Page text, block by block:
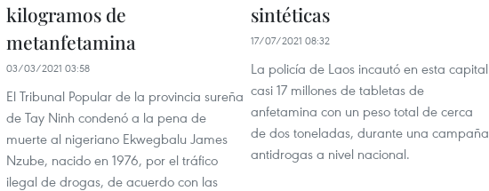
kilogramos de
metanfetamina
03/03/2021 03:58
El Tribunal Popular de la provincia sureña
de Tay Ninh condenó a la pena de
muerte al nigeriano Ekwegbalu James
Nzube, nacido en 1976, por el tráfico
ilegal de drogas, de acuerdo con las
sintéticas
17/07/2021 08:32
La policía de Laos incautó en esta capital
casi 17 millones de tabletas de
anfetamina con un peso total de cerca
de dos toneladas, durante una campaña
antidrogas a nivel nacional.